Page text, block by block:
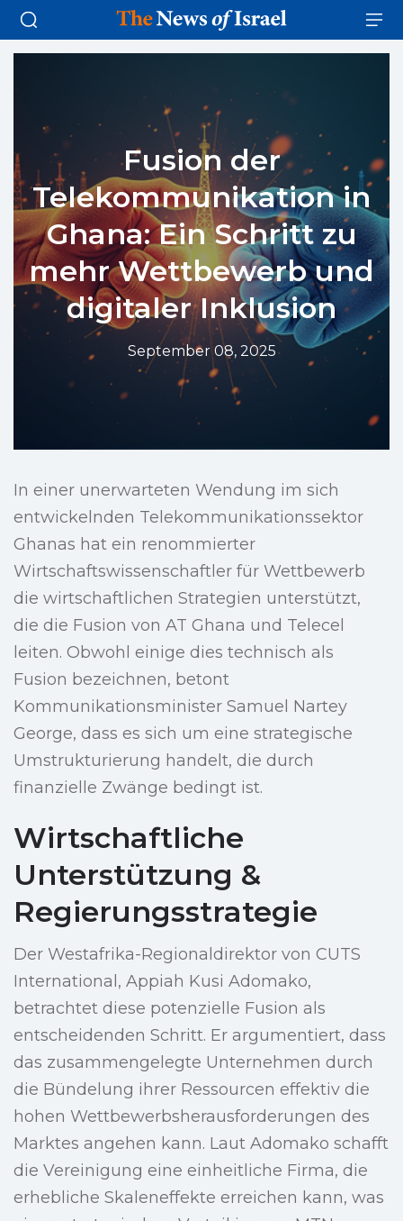
Fusion der
Telekommunikation in
Ghana: Ein Schritt zu
mehr Wettbewerb und
digitaler Inklusion
September 08, 2025
In einer unerwarteten Wendung im sich
entwickelnden Telekommunikationssektor
Ghanas hat ein renommierter
Wirtschaftswissenschaftler für Wettbewerb
die wirtschaftlichen Strategien unterstützt,
die die Fusion von AT Ghana und Telecel
leiten. Obwohl einige dies technisch als
Fusion bezeichnen, betont
Kommunikationsminister Samuel Nartey
George, dass es sich um eine strategische
Umstrukturierung handelt, die durch
finanzielle Zwänge bedingt ist.
Wirtschaftliche
Unterstützung &
Regierungsstrategie
Der Westafrika-Regionaldirektor von CUTS
International, Appiah Kusi Adomako,
betrachtet diese potenzielle Fusion als
entscheidenden Schritt. Er argumentiert, dass
das zusammengelegte Unternehmen durch
die Bündelung ihrer Ressourcen effektiv die
hohen Wettbewerbsherausforderungen des
Marktes angehen kann. Laut Adomako schafft
die Vereinigung eine einheitliche Firma, die
erhebliche Skaleneffekte erreichen kann, was